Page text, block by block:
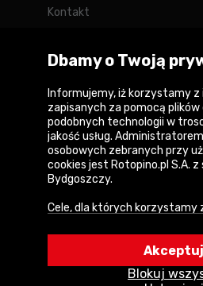
Kontakt
Forum
Copyright © 2026
Polityka prywatności i zasady
serwisu
Informacja o plikach cookies
Dbamy o Twoją
Informujemy, iż korzystamy
zapisanych za pomocą plików
podobnych technologii w
jakość usług.
osobowych zebranych przy
cookies jest Rotopino.pl S.A. z
Bydgoszczy.
Cele, dla których korzystamy
• Uwierzytelnienie
• Optymalizowanie wydajności
Blokuj